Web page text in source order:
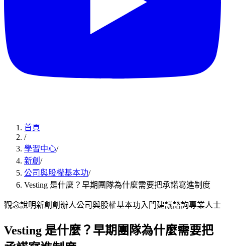
首頁
/
學習中心/
新創 /
公司與股權基本功/
Vesting 是什麼？早期團隊為什麼需要把承諾寫進制度
觀念說明新創創辦人公司與股權基本功 入門建議諮詢專業人士
Vesting 是什麼？早期團隊為什麼需要把